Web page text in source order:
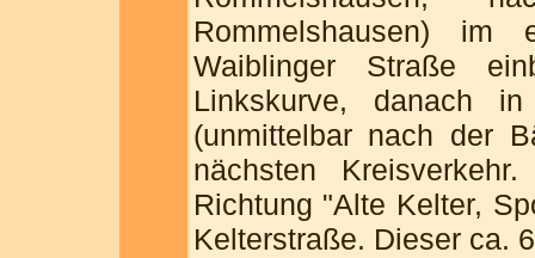
Rommelshausen)
Waiblinger Straße
Linkskurve, danach
(unmittelbar nach der
nächsten
Richtung "Alte Kelter,
Kelterstraße. Dieser ca.